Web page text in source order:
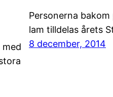
Personerna
lam tilldelas årets
8 december, 2014